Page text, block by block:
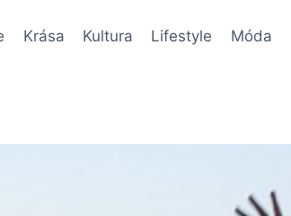
Krása Kultura Lifestyle Móda